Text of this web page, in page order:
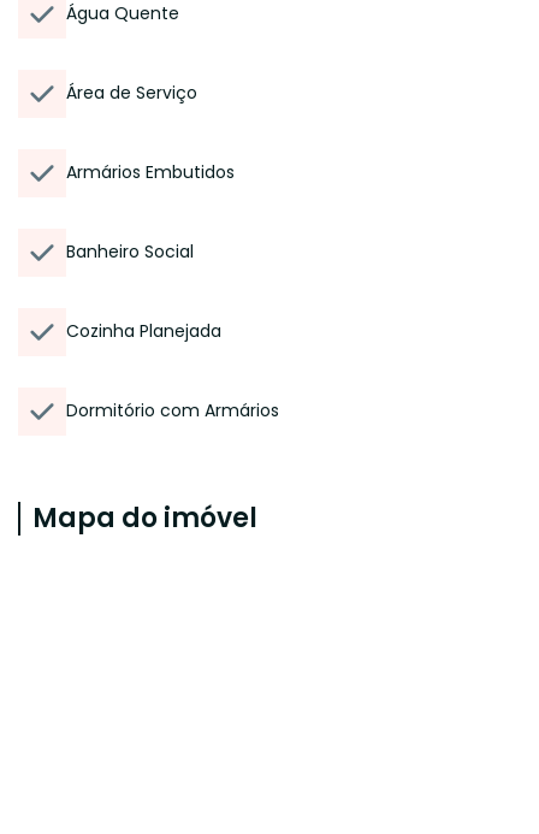
Água Quente
Área de Serviço
Armários Embutidos
Banheiro Social
Cozinha Planejada
Dormitório com Armários
Mapa do imóvel